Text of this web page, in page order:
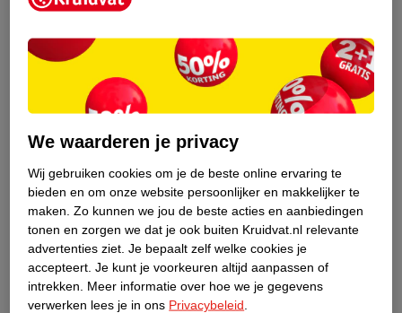
Kruidvat is een erkend specialist in
gezondheidsvraag ook is, stel hem aan
ons!
Stel je gezondheidsvraag
Ook in deze winkel
Kruidvat.nl ophaalpunt
We waarderen je privacy
Wij gebruiken cookies om je de beste online ervaring te
bieden en om onze website persoonlijker en makkelijker te
maken. Zo kunnen we jou de beste acties en aanbiedingen
tonen en zorgen we dat je ook buiten Kruidvat.nl relevante
advertenties ziet. Je bepaalt zelf welke cookies je
accepteert. Je kunt je voorkeuren altijd aanpassen of
intrekken.
Meer informatie over hoe we je gegevens
verwerken lees je in ons Privacybeleid